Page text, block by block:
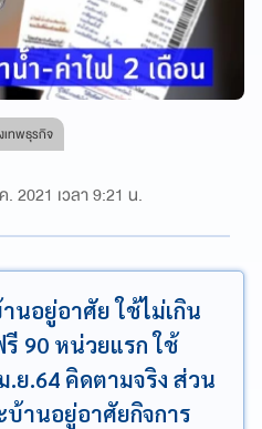
เทพธุรกิจ
2021 เวลา 9:21 น.
นอยู่อาศัย ใช้ไม่เกิน
90 หน่วยแรก ใช้
ย.64 คิดตามจริง ส่วน
บ้านอยู่อาศัยกิจการ